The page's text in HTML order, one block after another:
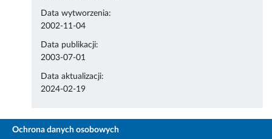
Data wytworzenia:
2002-11-04
Data publikacji:
2003-07-01
Data aktualizacji:
2024-02-19
Ochrona danych osobowych